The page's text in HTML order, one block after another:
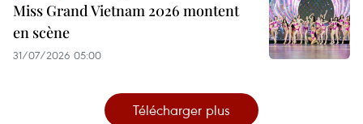
Miss Grand Vietnam 2026 montent
en scène
31/07/2026 05:00
Télécharger plus